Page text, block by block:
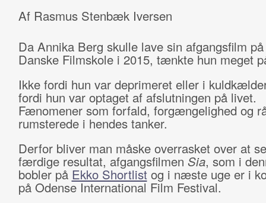
Af Rasmus Stenbæk Iversen
Da Annika Berg skulle lave sin afgangsfilm
Danske Filmskole i 2015, tænkte hun meget
Ikke fordi hun var deprimeret eller i
fordi hun var optaget af afslutningen på livet.
Fænomener som forfald, forgængelighed og
rumsterede i hendes tanker.
Derfor bliver man måske overrasket over at
færdige resultat, afgangsfilmen Sia, som i
bobler på Ekko Shortlistog i næste uge er i
på Odense International Film Festival.